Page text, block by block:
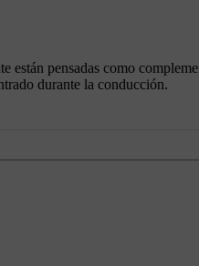
están pensadas como
durante la conducción.